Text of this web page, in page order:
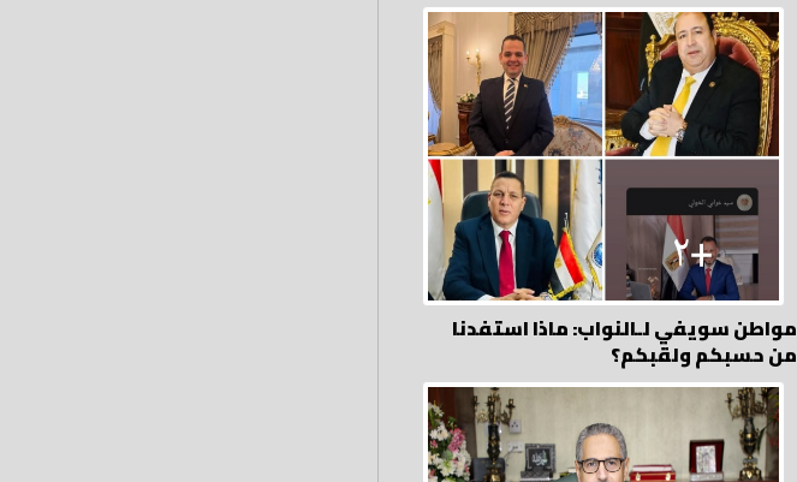
مواطن سويفي لـالنواب: ماذا استفدنا
من حسبكم ولقبكم؟